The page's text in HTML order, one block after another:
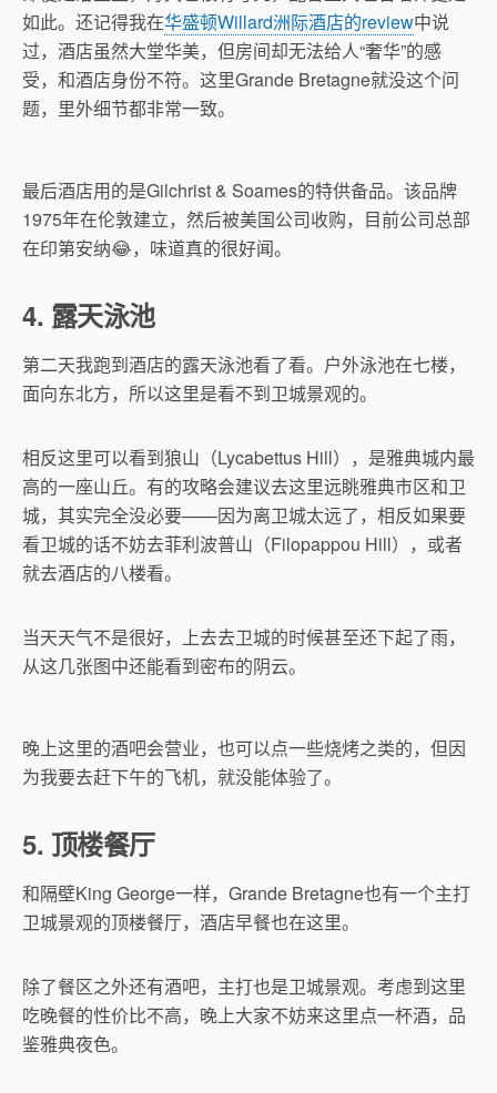
如此。还记得我在华盛顿Willard洲际酒店的review中说
过，酒店虽然大堂华美，但房间却无法给人“奢华”的感
受，和酒店身份不符。这里Grande Bretagne就没这个问
题，里外细节都非常一致。
最后酒店用的是Gilchrist & Soames的特供备品。该品牌
1975年在伦敦建立，然后被美国公司收购，目前公司总部
在印第安纳😂，味道真的很好闻。
4. 露天泳池
第二天我跑到酒店的露天泳池看了看。户外泳池在七楼，
面向东北方，所以这里是看不到卫城景观的。
相反这里可以看到狼山（Lycabettus Hill），是雅典城内最
高的一座山丘。有的攻略会建议去这里远眺雅典市区和卫
城，其实完全没必要——因为离卫城太远了，相反如果要
看卫城的话不妨去菲利波普山（Filopappou Hill），或者
就去酒店的八楼看。
当天天气不是很好，上去去卫城的时候甚至还下起了雨，
从这几张图中还能看到密布的阴云。
晚上这里的酒吧会营业，也可以点一些烧烤之类的，但因
为我要去赶下午的飞机，就没能体验了。
5. 顶楼餐厅
和隔壁King George一样，Grande Bretagne也有一个主打
卫城景观的顶楼餐厅，酒店早餐也在这里。
除了餐区之外还有酒吧，主打也是卫城景观。考虑到这里
吃晚餐的性价比不高，晚上大家不妨来这里点一杯酒，品
鉴雅典夜色。